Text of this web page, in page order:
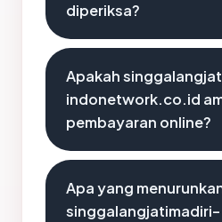
diperiksa?
Apakah
indonetwork.co.id
pembayaran online?
Apa yang
singgalangjatimadiri-